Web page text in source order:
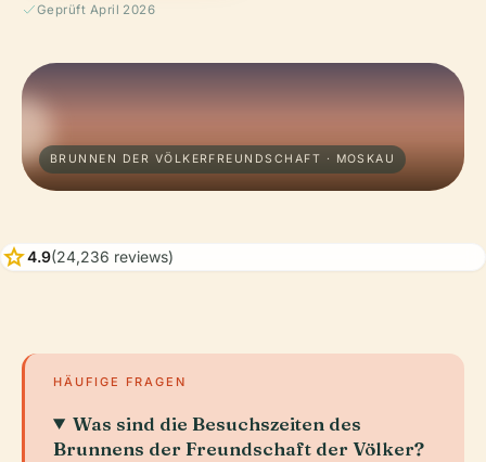
Geprüft April 2026
BRUNNEN DER VÖLKERFREUNDSCHAFT · MOSKAU
star4.9(24,236 reviews)
HÄUFIGE FRAGEN
Was sind die Besuchszeiten des
Brunnens der Freundschaft der Völker?